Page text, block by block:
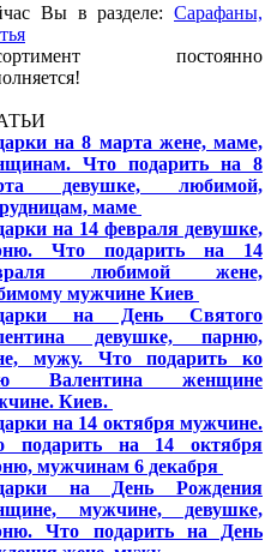
Вы в разделе: Сарафаны,
постоянно
на 8 марта жене, маме,
Что подарить на 8
девушке, любимой,
маме
на 14 февраля девушке,
Что подарить на 14
любимой жене,
мужчине Киев
на День Святого
девушке, парню,
мужу. Что подарить ко
Валентина женщине
Киев.
на 14 октября мужчине.
подарить на 14 октября
мужчинам 6 декабря
на День Рождения
мужчине, девушке,
Что подарить на День